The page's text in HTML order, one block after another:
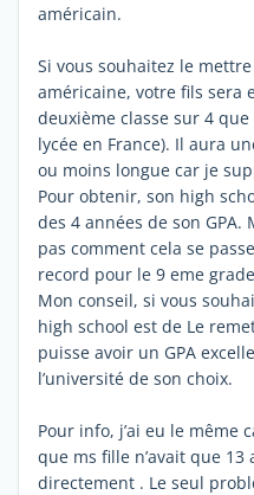
américain.
Si vous souhaitez le
américaine, votre fils sera
deuxième classe sur 4
lycée en France). Il aura
ou moins longue car je
Pour obtenir, son high
des 4 années de son GPA.
pas comment cela se
record pour le 9 eme
Mon conseil, si vous
high school est de Le
puisse avoir un GPA
l’université de son choix.
Pour info, j’ai eu le même
que ms fille n’avait que
directement . Le seul